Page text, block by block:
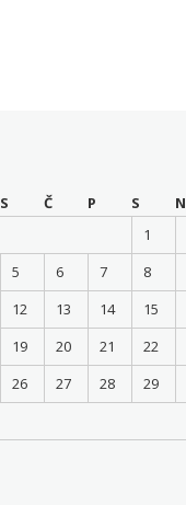
S Č P S
N
1
5 6 7 8
12 13 14 15
19 20 21 22
26 27 28 29